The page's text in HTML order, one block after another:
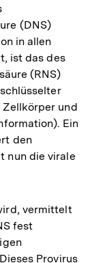
(DNS)
in allen
ist das des
(RNS)
Zellkörper und
Ein
den
nun die virale
vermittelt
fest
Provirus